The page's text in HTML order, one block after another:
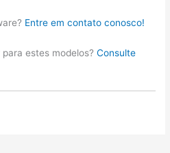
Entre em contato conosco!
para estes modelos?Consulte